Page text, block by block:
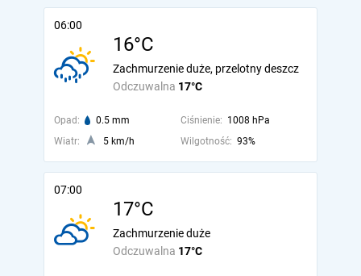
06:00
16°C
Odczuwalna 17°C
Zachmurzenie duże, przelotny deszcz
Opad: 0.5 mm Ciśnienie: 1008 hPa
Wiatr:
5 km/h Wilgotność: 93%
07:00
17°C
Odczuwalna 17°C
Zachmurzenie duże